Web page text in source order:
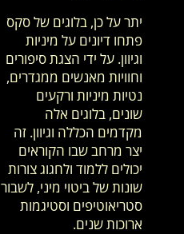
יתר על כן, בלוגים של סקס
פתחו דיונים על מיניות
וגיוון. על ידי הצגת סיפורים
וחוויות מאנשים ממגדרים,
נטיות מיניות ורקעים
שונים, בלוגים אלה
מקדמים הכללה וגיוון. זה
יצר מרחב שבו הקוראים
יכולים ללמוד ולחגוג צורות
שונות של ביטוי מיני, לשבור
סטריאוטיפים וסטיגמות
ארוכות שנים.